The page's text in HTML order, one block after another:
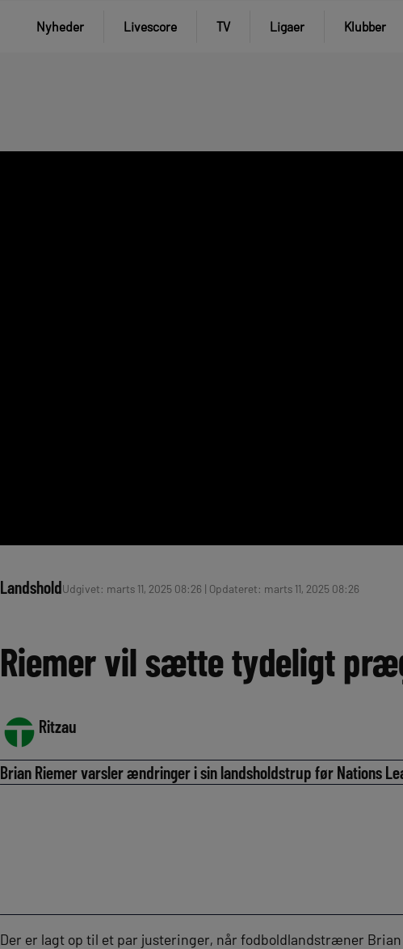
Nyheder Livescore TV Ligaer Klubber
LandsholdUdgivet: marts 11, 2025 08:26 | Opdateret: marts 11, 2025 08:26
Riemer vil sætte tydeligt
Ritzau
Brian Riemer varsler ændringer i sin landsholdstrup før Nations
Der er lagt op til et par justeringer, når fodboldlandstræner